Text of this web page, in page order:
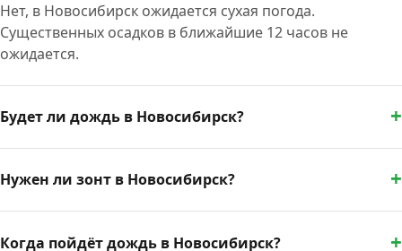
Нет, в Новосибирск ожидается сухая погода.
Существенных осадков в ближайшие 12 часов не
ожидается.
Будет ли дождь в Новосибирск?
Нужен ли зонт в Новосибирск?
Когда пойдёт дождь в Новосибирск?